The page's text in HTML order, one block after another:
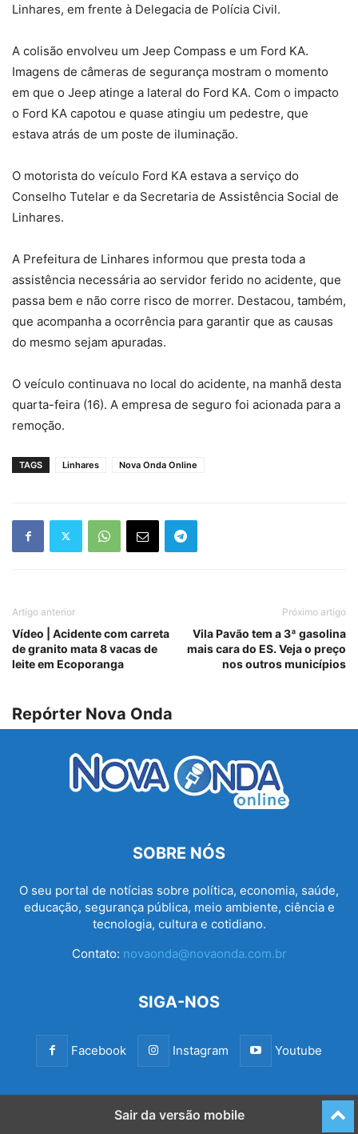
Linhares, em frente à Delegacia de Polícia Civil.
A colisão envolveu um Jeep Compass e um Ford KA.
Imagens de câmeras de segurança mostram o momento
em que o Jeep atinge a lateral do Ford KA. Com o impacto
o Ford KA capotou e quase atingiu um pedestre, que
estava atrás de um poste de iluminação.
O motorista do veículo Ford KA estava a serviço do
Conselho Tutelar e da Secretaria de Assistência Social de
Linhares.
A Prefeitura de Linhares informou que presta toda a
assistência necessária ao servidor ferido no acidente, que
passa bem e não corre risco de morrer. Destacou, também,
que acompanha a ocorrência para garantir que as causas
do mesmo sejam apuradas.
O veículo continuava no local do acidente, na manhã desta
quarta-feira (16). A empresa de seguro foi acionada para a
remoção.
TAGS Linhares Nova Onda Online
Artigo anterior
Vídeo | Acidente com carreta
de granito mata 8 vacas de
leite em Ecoporanga
Próximo artigo
Vila Pavão tem a 3ª gasolina
mais cara do ES. Veja o preço
nos outros municípios
Repórter Nova Onda
SOBRE NÓS
O seu portal de notícias sobre política, economia, saúde,
educação, segurança pública, meio ambiente, ciência e
tecnologia, cultura e cotidiano.
Contato: novaonda@novaonda.com.br
SIGA-NOS
Facebook Instagram Youtube
Sair da versão mobile